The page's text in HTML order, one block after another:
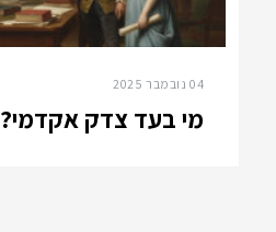
04 נובמבר 2025
מי בעד צדק אקדמי?